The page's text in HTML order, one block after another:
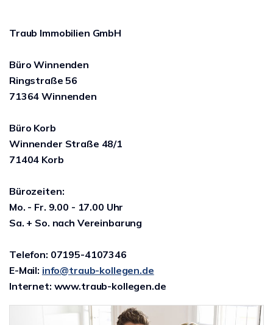
Traub Immobilien GmbH
BüroWinnenden
Ringstraße 56
71364 Winnenden
Büro Korb
Winnender Straße 48/1
71404 Korb
Bürozeiten:
Mo. - Fr. 9.00 - 17.00 Uhr
Sa. + So. nach Vereinbarung
Telefon: 07195-4107346
E-Mail: info@traub-kollegen.de
Internet: www.traub-kollegen.de